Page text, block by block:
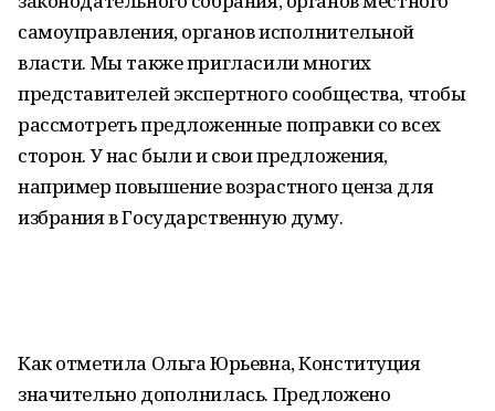
самоуправления, органов исполнительной
власти. Мы также пригласили многих
представителей экспертного сообщества, чтобы
рассмотреть предложенные поправки со всех
сторон. У нас были и свои предложения,
например повышение возрастного ценза для
избрания в Государственную думу.
Как отметила Ольга Юрьевна, Конституция
значительно дополнилась. Предложено